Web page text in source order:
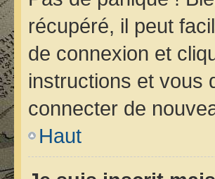
récupéré, il peut
de connexion et
instructions et vous
connecter de
Haut